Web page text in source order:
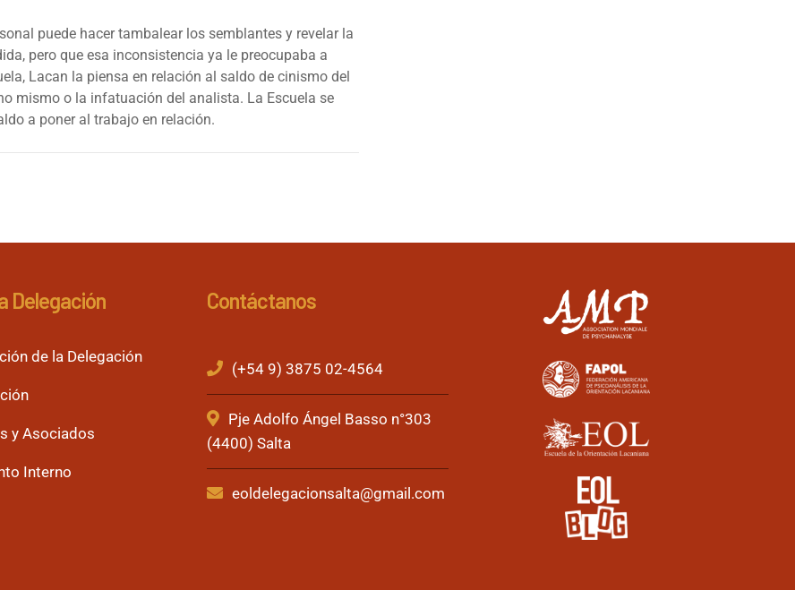
puede hacer tambalear los semblantes y revelar la
pero que esa inconsistencia ya le preocupaba a
Lacan la piensa en relación al saldo de cinismo del
mismo o la infatuación del analista. La Escuela se
a poner al trabajo en relación.
Delegación
de la Delegación
y Asociados
Interno
Contáctanos
(+54 9) 3875 02-4564
Pje Adolfo Ángel Basso n°303
(4400) Salta
eoldelegacionsalta@gmail.com